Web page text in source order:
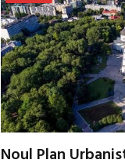
Noul Plan